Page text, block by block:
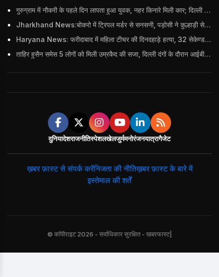
गुरुग्राम में नौकरी के पहले दिन लापता हुआ युवक, नहर किनारे मिली कार; दिल्ली पुलिस ने दर्ज की FIR
Jharkhand News:बोकरो में ट्रिपल मर्डर से सनसनी, पड़ोसी ने कुल्हाड़ी से पति-पत्नी और बहु की हत्या की
Haryana News: फरीदाबाद में महिला टीचर की दिनदहाड़े हत्या, 32 सेकेण्ड में 34 बार किया वार
ताहिर हुसैन समेस 5 लोगों को मिली उम्रकैद की सजा, दिल्ली दंगों के दौरान आईबी अधिकारी का किया था कत्ल
दुनियादेशराजनीतिस्पेशलखेलजुर्ममनोरंजनयात्रागैजेट
ख़बर फ़ास्ट से संपर्क करेंनिजता की नीतिख़बर फ़ास्ट के बारे में
इस्तेमाल की शर्तें
© कॉपीराइट 2026 - सर्वाधिकार सुरक्षित - खबरफास्ट|